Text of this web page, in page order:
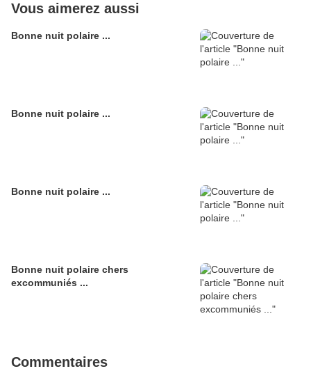
Vous aimerez aussi
Bonne nuit polaire ...
Bonne nuit polaire ...
Bonne nuit polaire ...
Bonne nuit polaire chers
excommuniés ...
Commentaires